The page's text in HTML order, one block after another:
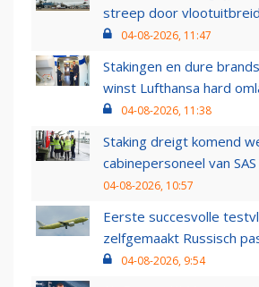
streep door
04-08-2026, 11:47
Stakingen en dure
winst Lufthansa hard
04-08-2026, 11:38
Staking dreigt komend
cabinepersoneel van
04-08-2026, 10:57
Eerste succesvolle
zelfgemaakt Russisch
04-08-2026, 9:54